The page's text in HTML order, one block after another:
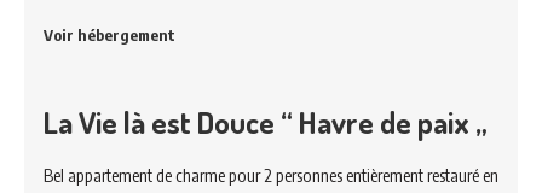
Voir hébergement
La Vie là est Douce “ Havre de paix „
Bel appartement de charme pour 2 personnes entièrement restauré en